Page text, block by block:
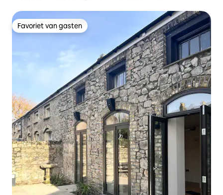
Favoriet van gasten
Favoriet van gasten